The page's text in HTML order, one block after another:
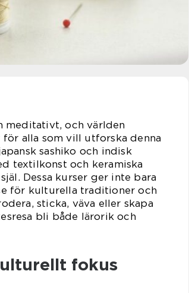
meditativt, och världen
alla som vill utforska denna
sashiko och indisk
textilkonst och keramiska
Dessa kurser ger inte bara
för kulturella traditioner och
sticka, väva eller skapa
bli både lärorik och
fokus